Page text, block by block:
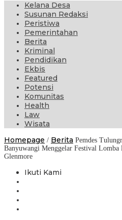
Kelana Desa
Susunan Redaksi
Peristiwa
Pemerintahan
Berita
Kriminal
Pendidikan
Ekbis
Featured
Potensi
Komunitas
Health
Law
Wisata
Homepage / Berita Pemdes
Banyuwangi Menggelar Festival
Glenmore
Ikuti Kami